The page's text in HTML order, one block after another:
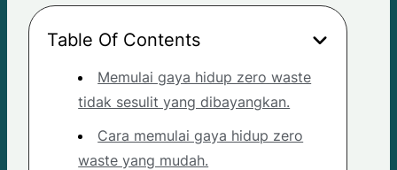
Table Of Contents
Memulai gaya hidup zero waste
tidak sesulit yang dibayangkan.
Cara memulai gaya hidup zero
waste yang mudah.